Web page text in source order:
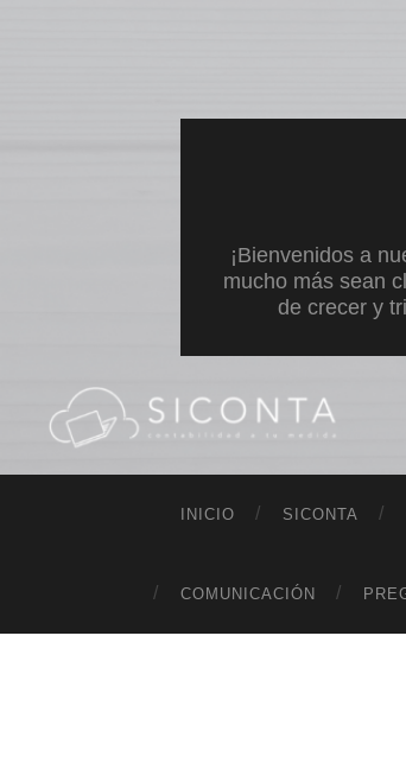
¡Bienvenidos a
mucho más sean
de crecer y
INICIO SICONTA
COMUNICACIÓN